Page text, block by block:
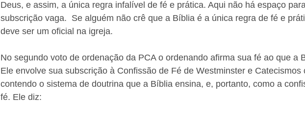
Deus, e assim, a única regra infalível de fé e prática. Aqui não há espaço
subscrição vaga.  Se alguém não crê que a Bíblia é a única regra de fé e
deve ser um oficial na igreja.
No segundo voto de ordenação da PCA o ordenando afirma sua fé ao que a
Ele envolve sua subscrição à Confissão de Fé de Westminster e Catecismos
contendo o sistema de doutrina que a Bíblia ensina, e, portanto, como a
fé. Ele diz: